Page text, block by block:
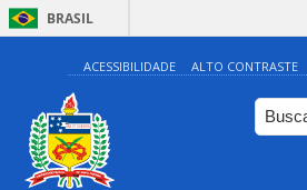
BRASIL
ACESSIBILIDADE ALTO CONTRASTE